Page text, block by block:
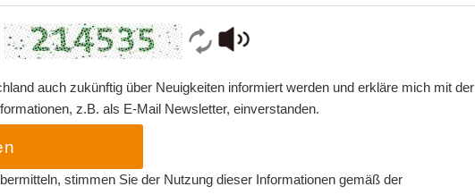
auch zukünftig über Neuigkeiten informiert werden und erkläre mich mit der
z.B. als E-Mail Newsletter, einverstanden.
stimmen Sie der Nutzung dieser Informationen gemäß der